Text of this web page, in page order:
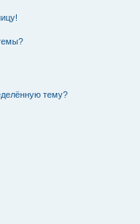
тему?